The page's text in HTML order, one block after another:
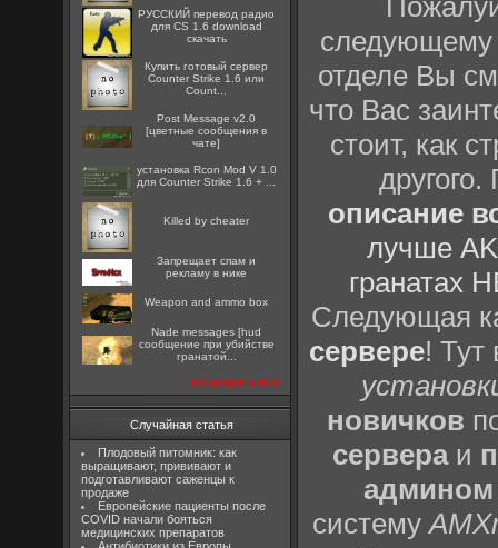
РУССКИЙ перевод радио
для CS 1.6 download
скачать
Купить готовый сервер
Counter Strike 1.6 или
Count...
Post Message v2.0
[цветные сообщения в
чате]
установка Rcon Mod V 1.0
для Counter Strike 1.6 + ...
Killed by cheater
Запрещает спам и
рекламу в нике
Weapon and ammo box
Nade messages [hud
сообщение при убийстве
гранатой...
посмотреть все
Случайная статья
Плодовый питомник: как
выращивают, прививают и
подготавливают саженцы к
продаже
Европейские пациенты после
COVID начали бояться
медицинских препаратов
отделе Вы
что Вас
стоит, как
описание
лучше
гранатах
Следующая
сервере! Тут
новичков
сервераи
админом
систему